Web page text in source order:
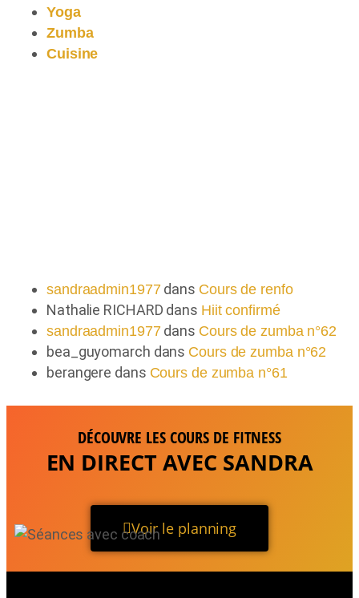
Yoga
Zumba
Cuisine
sandraadmin1977dans Cours de renfo
Nathalie RICHARD dans Hiit confirmé
sandraadmin1977dans Cours de zumba n°62
bea_guyomarch dans Cours de zumba n°62
berangere dans Cours de zumba n°61
DÉCOUVRE LES COURS DE FITNESS
EN DIRECT AVEC SANDRA
Voir le planning